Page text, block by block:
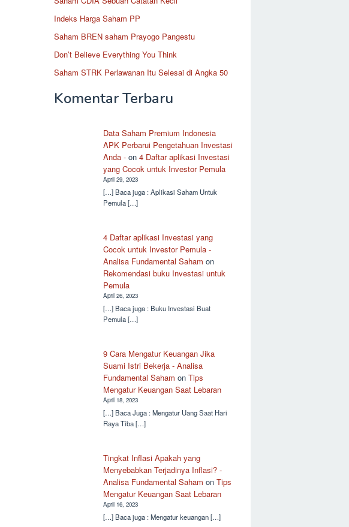
Indeks Harga Saham PP
Saham BREN saham Prayogo Pangestu
Don’t Believe Everything You Think
Saham STRK Perlawanan Itu Selesai di Angka 50
Komentar Terbaru
Data Saham Premium Indonesia
APK Perbarui Pengetahuan Investasi
Anda - on4 Daftar aplikasi Investasi
yang Cocok untuk Investor Pemula
April 29, 2023
[…] Baca juga : Aplikasi Saham Untuk
Pemula […]
4 Daftar aplikasi Investasi yang
Cocok untuk Investor Pemula -
Analisa Fundamental Saham on
Rekomendasi buku Investasi untuk
Pemula
April 26, 2023
[…] Baca juga : Buku Investasi Buat
Pemula […]
9 Cara Mengatur Keuangan Jika
Suami Istri Bekerja - Analisa
Fundamental Saham onTips
Mengatur Keuangan Saat Lebaran
April 18, 2023
[…] Baca Juga : Mengatur Uang Saat Hari
Raya Tiba […]
Tingkat Inflasi Apakah yang
Menyebabkan Terjadinya Inflasi? -
Analisa Fundamental Saham onTips
Mengatur Keuangan Saat Lebaran
April 16, 2023
[…] Baca juga : Mengatur keuangan […]